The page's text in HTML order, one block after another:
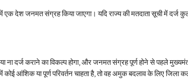
देश जनमत संग्रह किया जाएगा। यदि राज्य की मतदाता सूची में दर्ज
ना दर्ज कराने का विकल्प होगा, और जनमत संग्रह पूर्ण होने से पहले
में कोई आंशिक या पूर्ण परिवर्तन चाहता है, तो वह अमुक बदलाव के लिए